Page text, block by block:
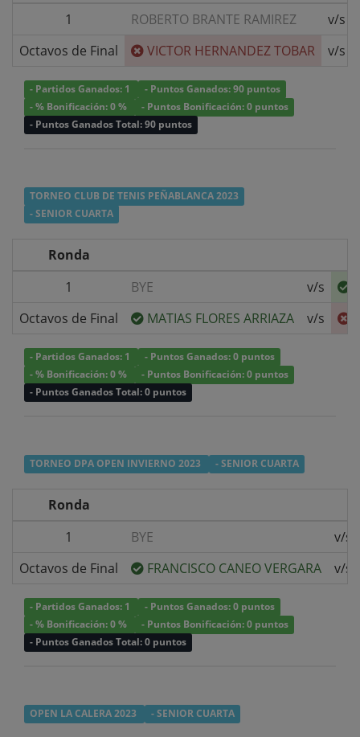
1
ROBERTO BRANTE RAMIREZ
v/s
Octavos de Final
VICTOR HERNANDEZ TOBAR v/s
- Partidos Ganados: 1
- Puntos Ganados: 90 puntos
- % Bonificación: 0 %
- Puntos Bonificación: 0 puntos
- Puntos Ganados Total: 90 puntos
TORNEO CLUB DE TENIS PEÑABLANCA 2023
- SENIOR CUARTA
Ronda
1
BYE v/s
Octavos de Final
MATIAS FLORES ARRIAZA v/s
- Partidos Ganados: 1
- Puntos Ganados: 0 puntos
- % Bonificación: 0 %
- Puntos Bonificación: 0 puntos
- Puntos Ganados Total: 0 puntos
TORNEO DPA OPEN INVIERNO 2023 - SENIOR CUARTA
Ronda
1
BYE
v/s
Octavos de Final
FRANCISCO CANEO VERGARA v/s
- Partidos Ganados: 1
- Puntos Ganados: 0 puntos
- % Bonificación: 0 %
- Puntos Bonificación: 0 puntos
- Puntos Ganados Total: 0 puntos
OPEN LA CALERA 2023 - SENIOR CUARTA